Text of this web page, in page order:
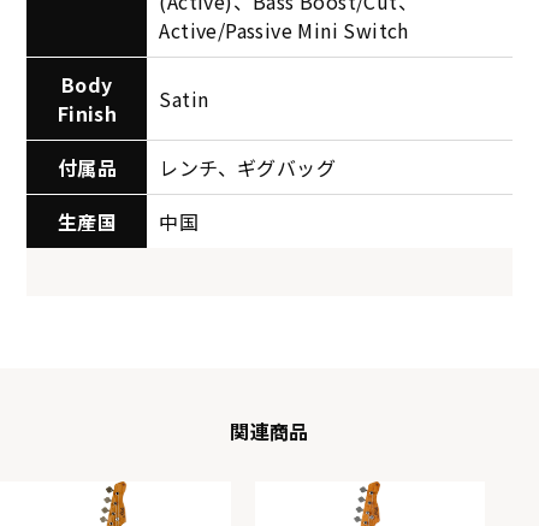
Active/Passive Mini Switch
Body
Finish
Satin
付属品
レンチ、ギグバッグ
生産国
中国
関連商品